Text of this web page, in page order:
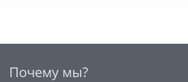
Почему мы?